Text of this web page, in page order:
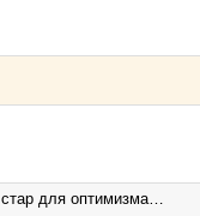
для оптимизма…